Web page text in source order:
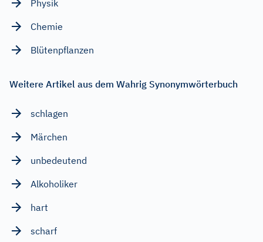
Physik
Chemie
Blütenpflanzen
Weitere Artikel aus dem Wahrig Synonymwörterbuch
schlagen
Märchen
unbedeutend
Alkoholiker
hart
scharf